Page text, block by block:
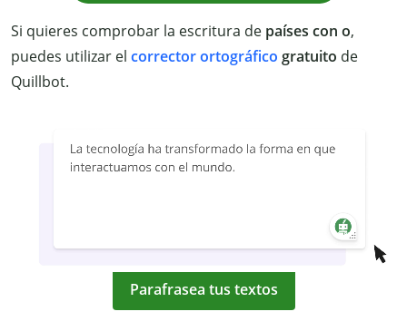
Si quieres comprobar la escritura de países con o,
puedes utilizar el corrector ortográfico gratuito de
Quillbot.
Parafrasea tus textos